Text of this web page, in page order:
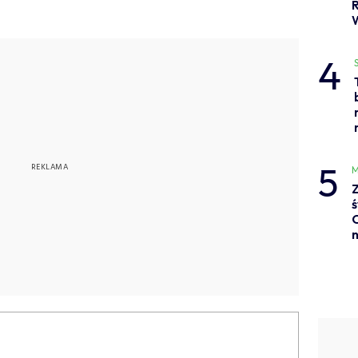
4
5